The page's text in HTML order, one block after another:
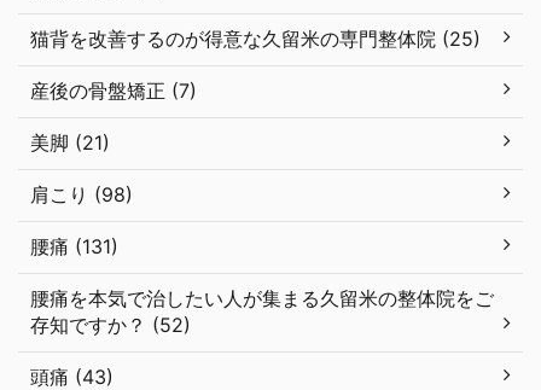
猫背を改善するのが得意な久留米の専門整体院 (25)
産後の骨盤矯正 (7)
美脚 (21)
肩こり (98)
腰痛 (131)
腰痛を本気で治したい人が集まる久留米の整体院をご
存知ですか？ (52)
頭痛 (43)